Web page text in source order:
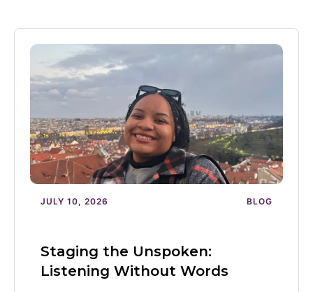
JULY 10, 2026 BLOG
Staging the Unspoken:
Listening Without Words